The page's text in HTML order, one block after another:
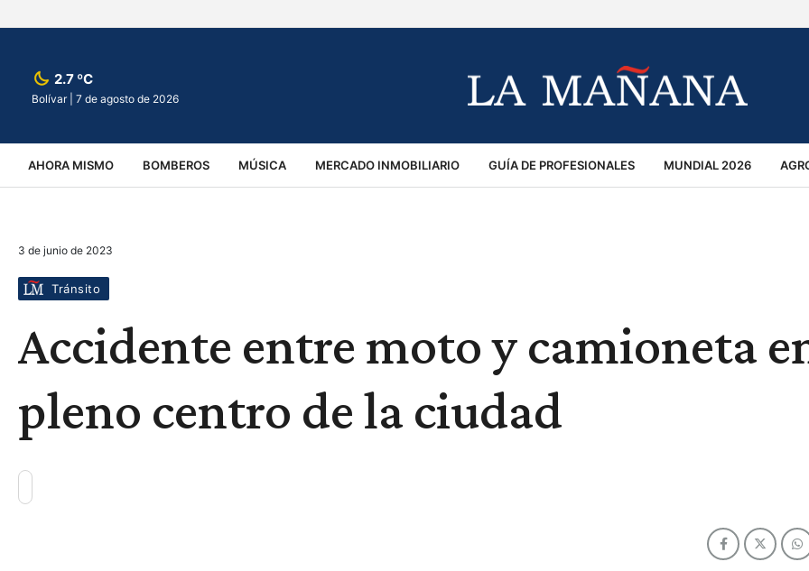
2.7 ºC
Bolívar | 7 de agosto de 2026
AHORA MISMO BOMBEROS MÚSICA MERCADO INMOBILIARIO GUÍA DE PROFESIONALES MUNDIAL 2026
VIRALES ACCIDENTES
3 de junio de 2023
Tránsito
Accidente entre moto y camioneta
pleno centro de la ciudad